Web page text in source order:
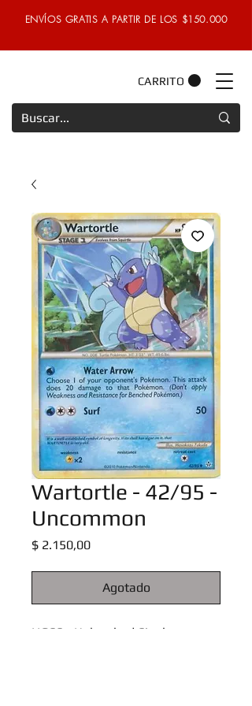
ENVÍOS GRATIS A PARTIR DE LOS $150.000
CARRITO
Wartortle - 42/95 -
Uncommon
$ 2.150,00Precio
Agotado
HGSS - Unleashed Singles